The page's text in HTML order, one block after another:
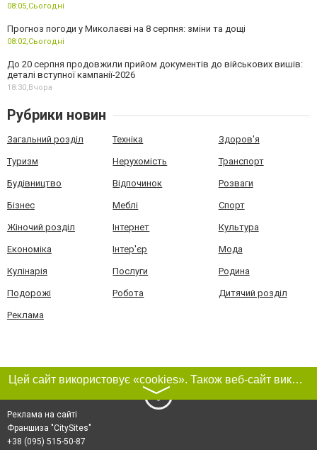
08:05, Сьогодні
Прогноз погоди у Миколаєві на 8 серпня: зміни та дощі
08:02, Сьогодні
До 20 серпня продовжили прийом документів до військових вишів:
деталі вступної кампанії-2026
18:30, Вчора
Рубрики новин
Загальний розділ Техніка Здоров'я
Туризм Нерухомість Транспорт
Будівництво Відпочинок Розваги
Бізнес Меблі Спорт
Жіночий розділ Інтернет Культура
Економіка Інтер'єр Мода
Кулінарія Послуги Родина
Подорожі Робота Дитячий розділ
Реклама
Цей сайт використовує «cookies». Також веб-сайт використовує інтернет-сервіс для збору технічних даних стосовно відвідувачів з метою отримання маркетингової та статистичної інформації. Умови обробки даних відвідувачів сайту див.
〉
Реклама на сайті
Франшиза "CitySites"
+38 (095) 515-50-87